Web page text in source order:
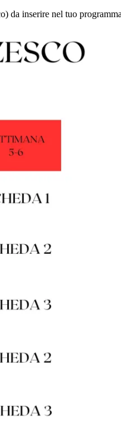
da inserire nel tuo